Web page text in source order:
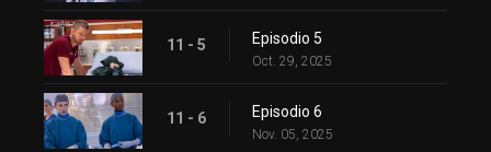
11 - 5 Episodio 5
Oct. 29, 2025
11 - 6 Episodio 6
Nov. 05, 2025